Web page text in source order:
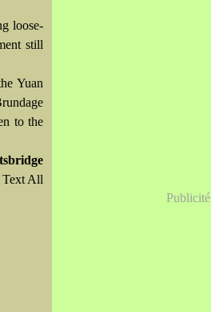
loose-
still
Yuan
to the
Text All
Publicité